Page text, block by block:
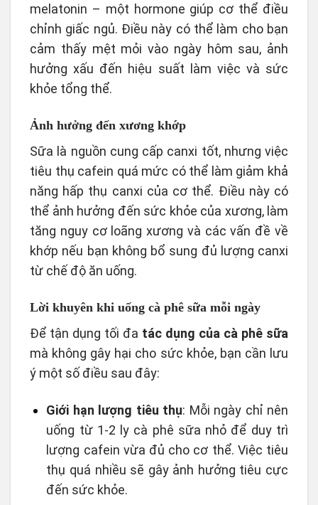
melatonin – một hormone giúp cơ thể điều
chỉnh giấc ngủ. Điều này có thể làm cho bạn
cảm thấy mệt mỏi vào ngày hôm sau, ảnh
hưởng xấu đến hiệu suất làm việc và sức
khỏe tổng thể.
Ảnh hưởng đến xương khớp
Sữa là nguồn cung cấp canxi tốt, nhưng việc
tiêu thụ cafein quá mức có thể làm giảm khả
năng hấp thụ canxi của cơ thể. Điều này có
thể ảnh hưởng đến sức khỏe của xương, làm
tăng nguy cơ loãng xương và các vấn đề về
khớp nếu bạn không bổ sung đủ lượng canxi
từ chế độ ăn uống.
Lời khuyên khi uống cà phê sữa mỗi ngày
Để tận dụng tối đa tác dụng của cà phê sữa
mà không gây hại cho sức khỏe, bạn cần lưu
ý một số điều sau đây:
Giới hạn lượng tiêu thụ: Mỗi ngày chỉ nên
uống từ 1-2 ly cà phê sữa nhỏ để duy trì
lượng cafein vừa đủ cho cơ thể. Việc tiêu
thụ quá nhiều sẽ gây ảnh hưởng tiêu cực
đến sức khỏe.